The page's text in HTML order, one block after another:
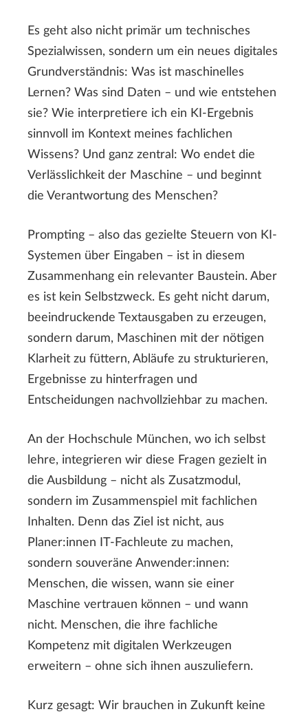
Es geht also nicht primär um technisches
Spezialwissen, sondern um ein neues digitales
Grundverständnis: Was ist maschinelles
Lernen? Was sind Daten – und wie entstehen
sie? Wie interpretiere ich ein KI-Ergebnis
sinnvoll im Kontext meines fachlichen
Wissens? Und ganz zentral: Wo endet die
Verlässlichkeit der Maschine – und beginnt
die Verantwortung des Menschen?
Prompting – also das gezielte Steuern von KI-
Systemen über Eingaben – ist in diesem
Zusammenhang ein relevanter Baustein. Aber
es ist kein Selbstzweck. Es geht nicht darum,
beeindruckende Textausgaben zu erzeugen,
sondern darum, Maschinen mit der nötigen
Klarheit zu füttern, Abläufe zu strukturieren,
Ergebnisse zu hinterfragen und
Entscheidungen nachvollziehbar zu machen.
An der Hochschule München, wo ich selbst
lehre, integrieren wir diese Fragen gezielt in
die Ausbildung – nicht als Zusatzmodul,
sondern im Zusammenspiel mit fachlichen
Inhalten. Denn das Ziel ist nicht, aus
Planer:innen IT-Fachleute zu machen,
sondern souveräne Anwender:innen:
Menschen, die wissen, wann sie einer
Maschine vertrauen können – und wann
nicht. Menschen, die ihre fachliche
Kompetenz mit digitalen Werkzeugen
erweitern – ohne sich ihnen auszuliefern.
Kurz gesagt: Wir brauchen in Zukunft keine